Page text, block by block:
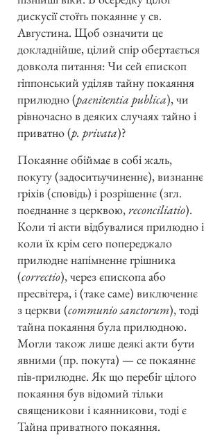
дискусії стоїть покаяннє у св.
Августина. Щоб означити це
докладнійше, цілий спір обертається
довкола питання: Чи сей єпископ
гіппонський уділяв тайну покаяння
прилюдно (paenitentia publica), чи
рівночасно в деяких случаях тайно і
приватно (p. privata)?
Покаяннє обіймає в собі жаль,
покуту (задоситьучиненнє), визнаннє
гріхів (сповідь) і розрішеннє (згл.
поєднаннє з церквою,reconciliatio).
Коли ті акти відбувалися прилюдно і
коли їх крім сего попереджало
прилюдне напімненнє грішника
(correctio), через єпископа або
пресвітера, і (таке саме) виключеннє
з церкви (communio sanctorum), тоді
тайна покаяння була прилюдною.
Могли також лише деякі акти бути
явними (пр. покута) — се покаяннє
пів-прилюдне. Як що перебіг цілого
покаяння був відомий тільки
священикови і каянникови, тоді є
Тайна приватного покаяння.